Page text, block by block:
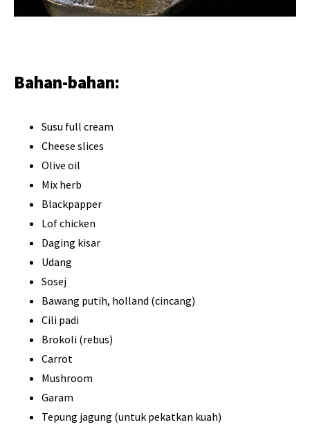
Bahan-bahan:
Susu full cream
Cheese slices
Olive oil
Mix herb
Blackpapper
Lof chicken
Daging kisar
Udang
Sosej
Bawang putih, holland (cincang)
Cili padi
Brokoli (rebus)
Carrot
Mushroom
Garam
Tepung jagung (untuk pekatkan kuah)